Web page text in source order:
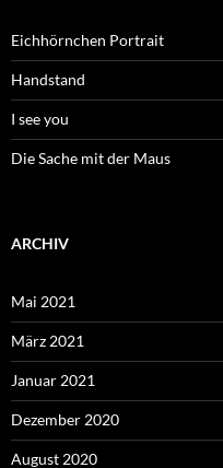
Eichhörnchen Portrait
Handstand
I see you
Die Sache mit der Maus
ARCHIV
Mai 2021
März 2021
Januar 2021
Dezember 2020
August 2020